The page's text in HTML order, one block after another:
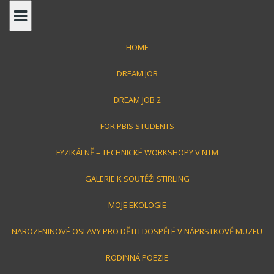
HOME
DREAM JOB
DREAM JOB 2
FOR PBIS STUDENTS
FYZIKÁLNĚ – TECHNICKÉ WORKSHOPY V NTM
GALERIE K SOUTĚŽI STIRLING
MOJE EKOLOGIE
NAROZENINOVÉ OSLAVY PRO DĚTI I DOSPĚLÉ V NÁPRSTKOVĚ MUZEU
RODINNÁ POEZIE
Jirka Toman